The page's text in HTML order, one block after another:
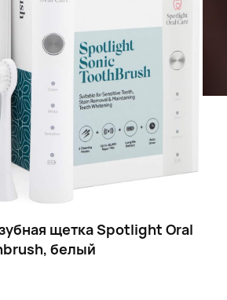
щетка Spotlight Oral
белый